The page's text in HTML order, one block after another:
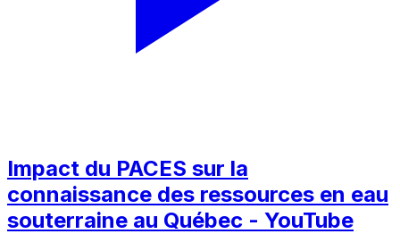
Impact du PACES sur la
connaissance des ressources en eau
souterraine au Québec - YouTube